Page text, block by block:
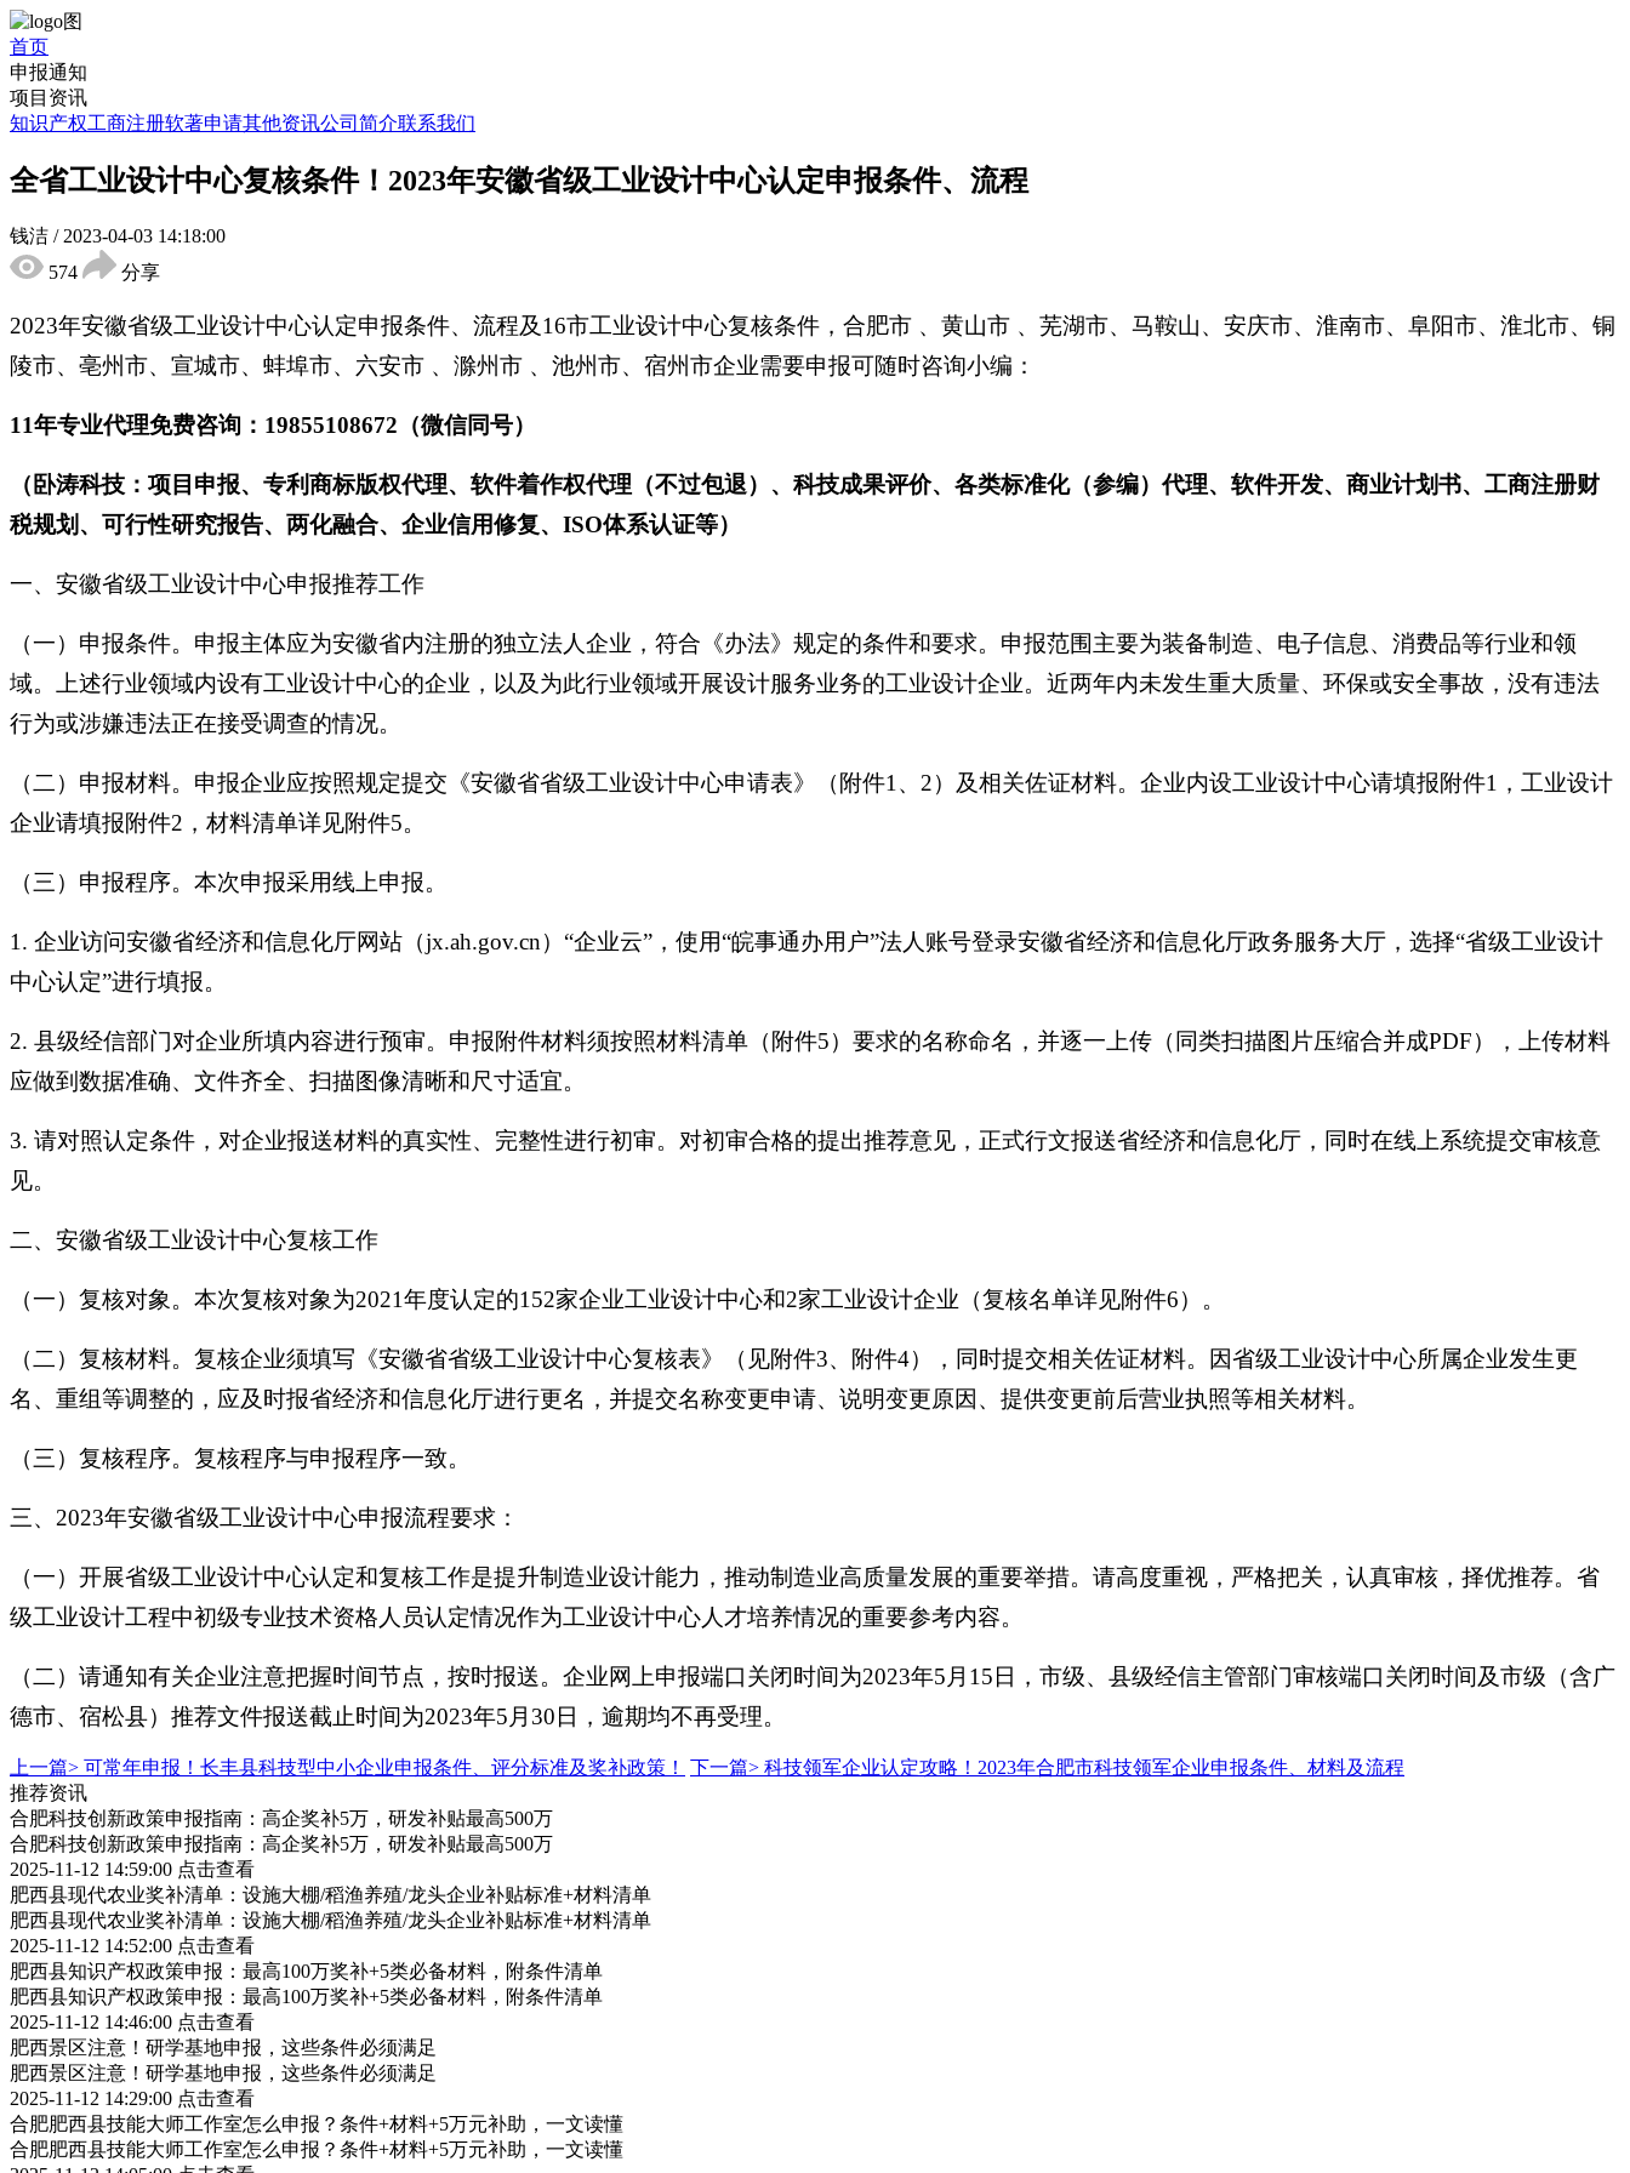
首页
申报通知
项目资讯
知识产权工商注册软著申请其他资讯公司简介联系我们
全省工业设计中心复核条件！2023年安徽省级工业设计中心认定申报条件、流程
钱洁 / 2023-04-03 14:18:00
574
分享
2023年安徽省级工业设计中心认定申报条件、流程及16市工业设计中心复核条件，合肥市 、黄山市 、芜湖市、马鞍山、安庆市、淮南市、阜阳市、淮北市、铜
陵市、亳州市、宣城市、蚌埠市、六安市 、滁州市 、池州市、宿州市企业需要申报可随时咨询小编：
11年专业代理免费咨询：19855108672（微信同号）
（卧涛科技：项目申报、专利商标版权代理、软件着作权代理（不过包退）、科技成果评价、各类标准化（参编）代理、软件开发、商业计划书、工商注册财
税规划、可行性研究报告、两化融合、企业信用修复、ISO体系认证等）
一、安徽省级工业设计中心申报推荐工作
（一）申报条件。申报主体应为安徽省内注册的独立法人企业，符合《办法》规定的条件和要求。申报范围主要为装备制造、电子信息、消费品等行业和领
域。上述行业领域内设有工业设计中心的企业，以及为此行业领域开展设计服务业务的工业设计企业。近两年内未发生重大质量、环保或安全事故，没有违法
行为或涉嫌违法正在接受调查的情况。
（二）申报材料。申报企业应按照规定提交《安徽省省级工业设计中心申请表》（附件1、2）及相关佐证材料。企业内设工业设计中心请填报附件1，工业设计
企业请填报附件2，材料清单详见附件5。
（三）申报程序。本次申报采用线上申报。
1. 企业访问安徽省经济和信息化厅网站（jx.ah.gov.cn）“企业云”，使用“皖事通办用户”法人账号登录安徽省经济和信息化厅政务服务大厅，选择“省级工业设计
中心认定”进行填报。
2. 县级经信部门对企业所填内容进行预审。申报附件材料须按照材料清单（附件5）要求的名称命名，并逐一上传（同类扫描图片压缩合并成PDF），上传材料
应做到数据准确、文件齐全、扫描图像清晰和尺寸适宜。
3. 请对照认定条件，对企业报送材料的真实性、完整性进行初审。对初审合格的提出推荐意见，正式行文报送省经济和信息化厅，同时在线上系统提交审核意
见。
二、安徽省级工业设计中心复核工作
（一）复核对象。本次复核对象为2021年度认定的152家企业工业设计中心和2家工业设计企业（复核名单详见附件6）。
（二）复核材料。复核企业须填写《安徽省省级工业设计中心复核表》（见附件3、附件4），同时提交相关佐证材料。因省级工业设计中心所属企业发生更
名、重组等调整的，应及时报省经济和信息化厅进行更名，并提交名称变更申请、说明变更原因、提供变更前后营业执照等相关材料。
（三）复核程序。复核程序与申报程序一致。
三、2023年安徽省级工业设计中心申报流程要求：
（一）开展省级工业设计中心认定和复核工作是提升制造业设计能力，推动制造业高质量发展的重要举措。请高度重视，严格把关，认真审核，择优推荐。省
级工业设计工程中初级专业技术资格人员认定情况作为工业设计中心人才培养情况的重要参考内容。
（二）请通知有关企业注意把握时间节点，按时报送。企业网上申报端口关闭时间为2023年5月15日，市级、县级经信主管部门审核端口关闭时间及市级（含广
德市、宿松县）推荐文件报送截止时间为2023年5月30日，逾期均不再受理。
上一篇> 可常年申报！长丰县科技型中小企业申报条件、评分标准及奖补政策！ 下一篇> 科技领军企业认定攻略！2023年合肥市科技领军企业申报条件、材料及流程
推荐资讯
合肥科技创新政策申报指南：高企奖补5万，研发补贴最高500万
合肥科技创新政策申报指南：高企奖补5万，研发补贴最高500万
2025-11-12 14:59:00 点击查看
肥西县现代农业奖补清单：设施大棚/稻渔养殖/龙头企业补贴标准+材料清单
肥西县现代农业奖补清单：设施大棚/稻渔养殖/龙头企业补贴标准+材料清单
2025-11-12 14:52:00 点击查看
肥西县知识产权政策申报：最高100万奖补+5类必备材料，附条件清单
肥西县知识产权政策申报：最高100万奖补+5类必备材料，附条件清单
2025-11-12 14:46:00 点击查看
肥西景区注意！研学基地申报，这些条件必须满足
肥西景区注意！研学基地申报，这些条件必须满足
2025-11-12 14:29:00 点击查看
合肥肥西县技能大师工作室怎么申报？条件+材料+5万元补助，一文读懂
合肥肥西县技能大师工作室怎么申报？条件+材料+5万元补助，一文读懂